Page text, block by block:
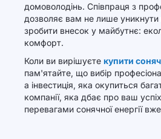
домоволодінь. Співпраця з
дозволяє вам не лише
зробити внесок у майбутнє:
комфорт.
Коли ви вирішуєте купити
пам'ятайте, що вибір
а інвестиція, яка окупиться
компанії, яка дбає про ваш
перевагами сонячної енергії